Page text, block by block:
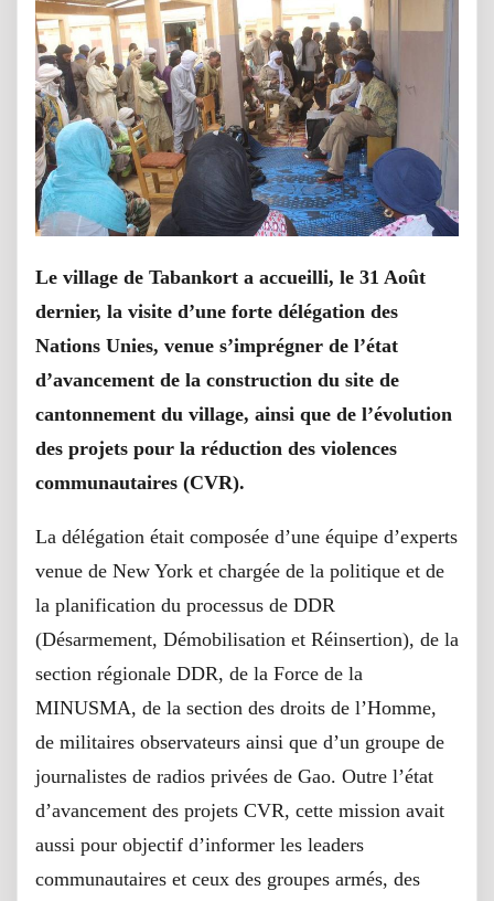
Le village de Tabankort a accueilli, le 31 Août
dernier, la visite d’une forte délégation des
Nations Unies, venue s’imprégner de l’état
d’avancement de la construction du site de
cantonnement du village, ainsi que de l’évolution
des projets pour la réduction des violences
communautaires (CVR).
La délégation était composée d’une équipe d’experts
venue de New York et chargée de la politique et de
la planification du processus de DDR
(Désarmement, Démobilisation et Réinsertion), de la
section régionale DDR, de la Force de la
MINUSMA, de la section des droits de l’Homme,
de militaires observateurs ainsi que d’un groupe de
journalistes de radios privées de Gao. Outre l’état
d’avancement des projets CVR, cette mission avait
aussi pour objectif d’informer les leaders
communautaires et ceux des groupes armés, des